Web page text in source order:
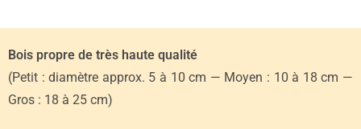
Bois propre de très haute qualité
(Petit : diamètre approx. 5 à 10 cm — Moyen : 10 à 18 cm —
Gros : 18 à 25 cm)